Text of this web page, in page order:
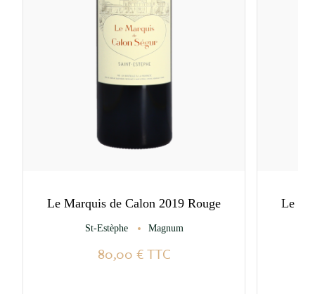
Le Marquis de Calon 2019 Rouge
St-Estèphe Magnum
80,00 €TTC
Le